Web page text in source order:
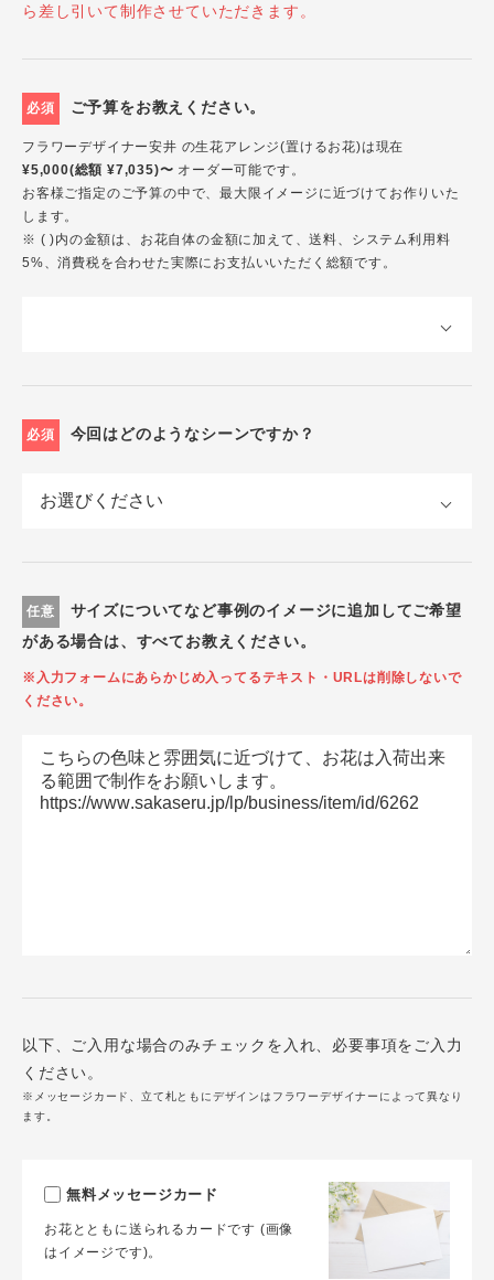
ら差し引いて制作させていただきます。
必須 ご予算をお教えください。
フラワーデザイナー安井 の生花アレンジ(置けるお花)は現在
¥5,000(総額 ¥7,035)〜 オーダー可能です。
お客様ご指定のご予算の中で、最大限イメージに近づけてお作りいた
します。
※ ( )内の金額は、お花自体の金額に加えて、送料、システム利用料
5%、消費税を合わせた実際にお支払いいただく総額です。
必須 今回はどのようなシーンですか？
任意
サイズについてなど事例のイメージに追加してご希望
がある場合は、すべてお教えください。
※入力フォームにあらかじめ入ってるテキスト・URLは削除しないで
ください。
以下、ご入用な場合のみチェックを入れ、必要事項をご入力
ください。
※メッセージカード、立て札ともにデザインはフラワーデザイナーによって異なり
ます。
無料メッセージカード
お花とともに送られるカードです (画像
はイメージです)。